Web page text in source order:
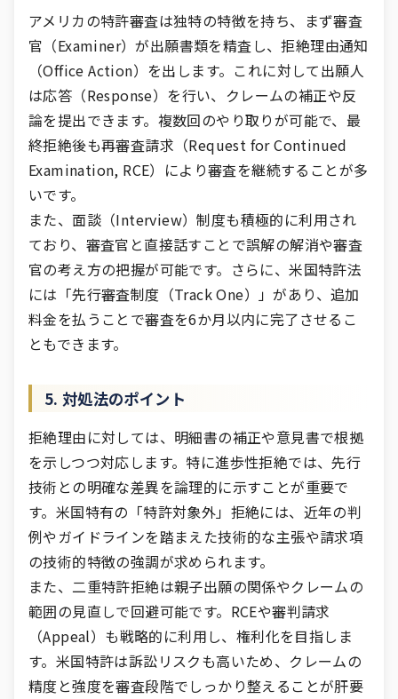
アメリカの特許審査は独特の特徴を持ち、まず審査
官（Examiner）が出願書類を精査し、拒絶理由通知
（Office Action）を出します。これに対して出願人
は応答（Response）を行い、クレームの補正や反
論を提出できます。複数回のやり取りが可能で、最
終拒絶後も再審査請求（Request for Continued
Examination, RCE）により審査を継続することが多
いです。
また、面談（Interview）制度も積極的に利用され
ており、審査官と直接話すことで誤解の解消や審査
官の考え方の把握が可能です。さらに、米国特許法
には「先行審査制度（Track One）」があり、追加
料金を払うことで審査を6か月以内に完了させるこ
ともできます。
5. 対処法のポイント
拒絶理由に対しては、明細書の補正や意見書で根拠
を示しつつ対応します。特に進歩性拒絶では、先行
技術との明確な差異を論理的に示すことが重要で
す。米国特有の「特許対象外」拒絶には、近年の判
例やガイドラインを踏まえた技術的な主張や請求項
の技術的特徴の強調が求められます。
また、二重特許拒絶は親子出願の関係やクレームの
範囲の見直しで回避可能です。RCEや審判請求
（Appeal）も戦略的に利用し、権利化を目指しま
す。米国特許は訴訟リスクも高いため、クレームの
精度と強度を審査段階でしっかり整えることが肝要